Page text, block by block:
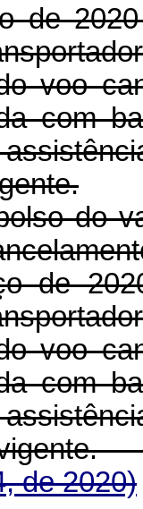
de
voo
com
do
de
voo
com
de 2020)